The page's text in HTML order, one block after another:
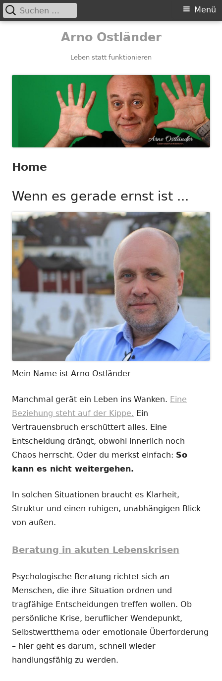
Arno Ostländer
Leben statt funktionieren
Primäres
Menü
Suchen
nach:
Home
Wenn es gerade ernst ist ...
Mein Name ist Arno Ostländer
Manchmal gerät ein Leben ins Wanken. Eine
Beziehung steht auf der Kippe. Ein
Vertrauensbruch erschüttert alles. Eine
Entscheidung drängt, obwohl innerlich noch
Chaos herrscht. Oder du merkst einfach: So
kann es nicht weitergehen.
In solchen Situationen braucht es Klarheit,
Struktur und einen ruhigen, unabhängigen Blick
von außen.
Beratung in akuten Lebenskrisen
Psychologische Beratung richtet sich an
Menschen, die ihre Situation ordnen und
tragfähige Entscheidungen treffen wollen. Ob
persönliche Krise, beruflicher Wendepunkt,
Selbstwertthema oder emotionale Überforderung
– hier geht es darum, schnell wieder
handlungsfähig zu werden.